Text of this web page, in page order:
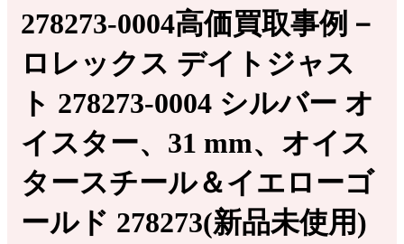
278273-0004高価買取事例－
ロレックス デイトジャス
ト 278273-0004 シルバー オ
イスター、31 mm、オイス
タースチール＆イエローゴ
ールド 278273(新品未使用)